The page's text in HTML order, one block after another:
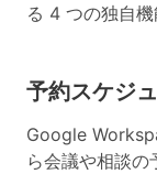
る 4 つの独自機
予約スケジ
Google
ら会議や相談の